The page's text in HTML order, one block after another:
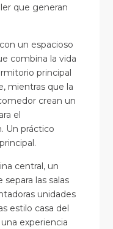
que generan
un espacioso
combina la vida
principal
mientras que la
crean un
el
Un práctico
central, un
las salas
unidades
estilo casa del
experiencia